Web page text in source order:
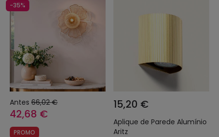
-35%
Antes 66,02 €
42,68 €
PROMO
15,20 €
Aplique de Parede Alumínio
Aritz